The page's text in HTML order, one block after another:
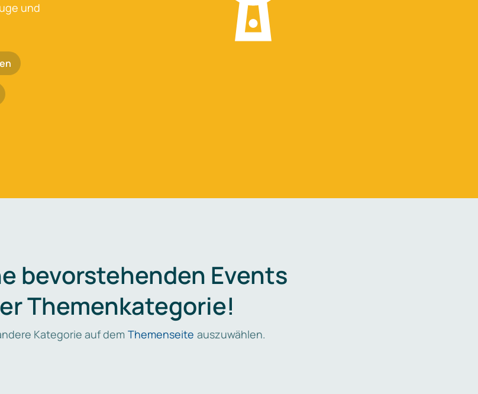
und
bevorstehenden Events
Themenkategorie!
Kategorie auf dem Themenseite auszuwählen.